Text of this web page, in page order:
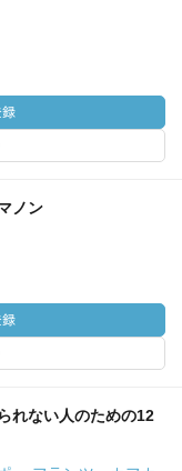
ノン
れない人のための12